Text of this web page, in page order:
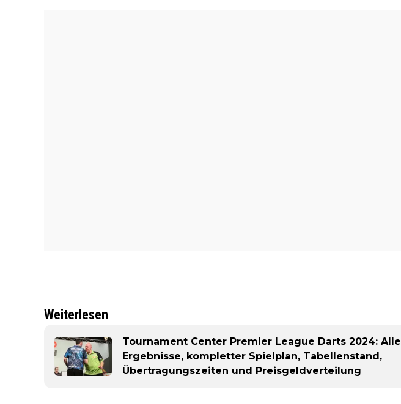
Weiterlesen
Tournament Center Premier League Darts 2024: Alle
Ergebnisse, kompletter Spielplan, Tabellenstand,
Übertragungszeiten und Preisgeldverteilung